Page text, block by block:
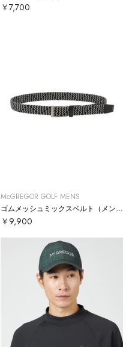
￥7,700
McGREGOR GOLF MENS
￥9,900